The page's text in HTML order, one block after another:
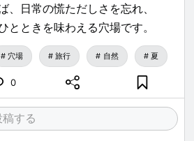
、日常の慌ただしさを忘れ、
とときを味わえる穴場です。
穴場 旅行 自然 夏
0